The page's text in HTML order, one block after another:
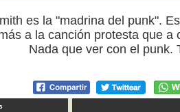
es la "madrina del punk".
a la canción protesta que
Nada que ver con el punk.